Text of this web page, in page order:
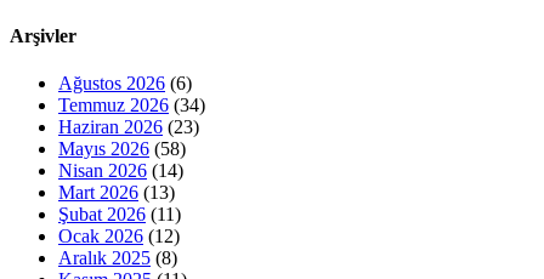
Arşivler
Ağustos 2026 (6)
Temmuz 2026 (34)
Haziran 2026 (23)
Mayıs 2026 (58)
Nisan 2026 (14)
Mart 2026 (13)
Şubat 2026 (11)
Ocak 2026 (12)
Aralık 2025 (8)